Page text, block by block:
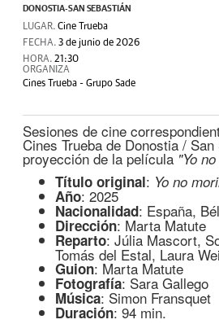
DONOSTIA-SAN SEBASTIÁN
LUGAR. Cine Trueba
FECHA. 3 de junio de 2026
HORA. 21:30
ORGANIZA
Cines Trueba - Grupo Sade
Sesiones de cine
Cines Trueba de Donostia /
proyección de la película "Yo
Título original: Yo no
Año: 2025
Nacionalidad: España,
Dirección: Marta Matute
Reparto: Júlia Mascort,
Tomás del Estal, Laura
Guion: Marta Matute
Fotografía: Sara Gallego
Música: Simon Fransquet
Duración: 94 min.